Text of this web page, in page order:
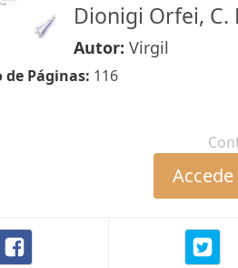
Dionigi Orfei, C.
Autor: Virgil
de Páginas: 116